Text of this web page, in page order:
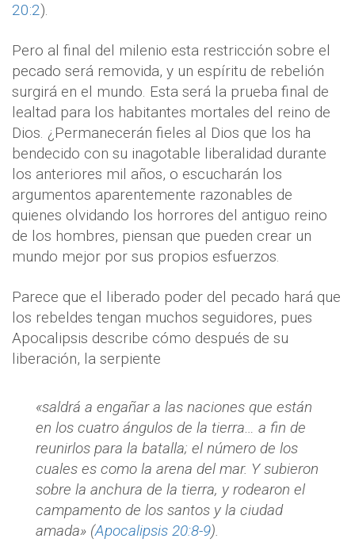
20:2).
Pero al final del milenio esta restricción sobre el
pecado será removida, y un espíritu de rebelión
surgirá en el mundo. Esta será la prueba final de
lealtad para los habitantes mortales del reino de
Dios. ¿Permanecerán fieles al Dios que los ha
bendecido con su inagotable liberalidad durante
los anteriores mil años, o escucharán los
argumentos aparentemente razonables de
quienes olvidando los horrores del antiguo reino
de los hombres, piensan que pueden crear un
mundo mejor por sus propios esfuerzos.
Parece que el liberado poder del pecado hará que
los rebeldes tengan muchos seguidores, pues
Apocalipsis describe cómo después de su
liberación, la serpiente
«saldrá a engañar a las naciones que están
en los cuatro ángulos de la tierra… a fin de
reunirlos para la batalla; el número de los
cuales es como la arena del mar. Y subieron
sobre la anchura de la tierra, y rodearon el
campamento de los santos y la ciudad
amada» (Apocalipsis 20:8-9).